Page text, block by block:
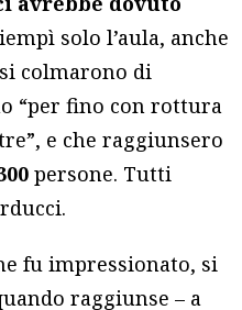
solo l’aula, anche
colmarono di
“per fino con rottura
e che raggiunsero
persone. Tutti
fu impressionato, si
raggiunse – a